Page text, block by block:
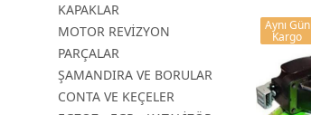
KAPAKLAR
MOTOR REVİZYON
PARÇALAR
ŞAMANDIRA VE BORULAR
CONTA VE KEÇELER
Aynı Gün
Kargo